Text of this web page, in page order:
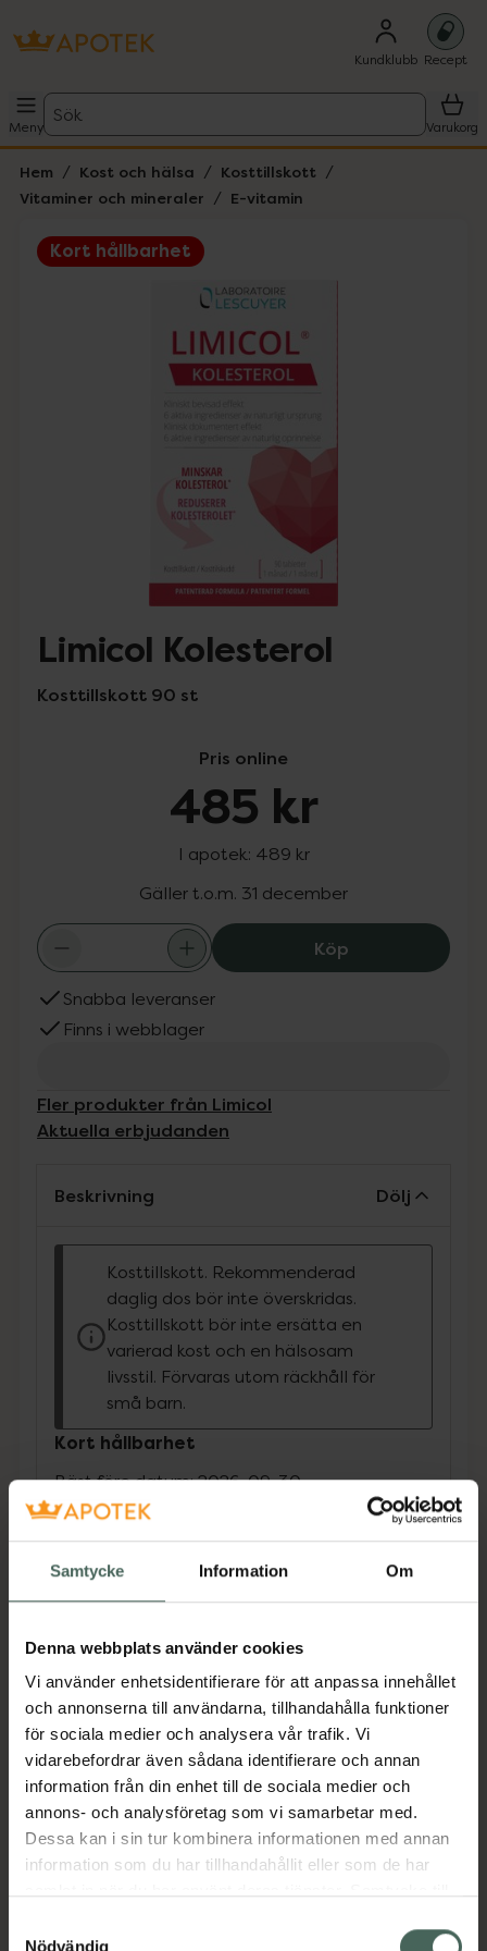
Samtycke Information Om
Denna webbplats använder cookies
Vi använder enhetsidentifierare för att anpassa innehållet
och annonserna till användarna, tillhandahålla funktioner
för sociala medier och analysera vår trafik. Vi
vidarebefordrar även sådana identifierare och annan
information från din enhet till de sociala medier och
annons- och analysföretag som vi samarbetar med.
Dessa kan i sin tur kombinera informationen med annan
information som du har tillhandahållit eller som de har
återkalla ditt samtycke via webbplatsens
Nödvändig
Kundklubb Recept
Meny
Sök
Varukorg
Hem Kost och hälsa
Kosttillskott
Vitaminer och mineraler
E-vitamin
Kort hållbarhet
Lista: . Innehåller 1 objekt.
Limicol Kolesterol
Kosttillskott 90 st
Pris online
485 kr
I apotek: 489 kr
Gäller t.o.m. 31 december
KöpLimicol
Snabba leveranser
Finns i webblager
Fler produkter från Limicol
Aktuella erbjudanden
Beskrivning Dölj
Kosttillskott. Rekommenderad
daglig dos bör inte överskridas.
Kosttillskott bör inte ersätta en
varierad kost och en hälsosam
livsstil. Förvaras utom räckhåll för
små barn.
Kort hållbarhet
Bäst före datum: 2026-09-30
Limicol minskar LDL-kolesterol i blodet med
20% efter 30 dagars behandling. Det första
och enda kosttillskottet som har fått ett
positivt utlåtande från EFSA för påståendet:
En hög LDL-kolesterolhalt är en riskfaktor för
utveckling av kranskärlssjukdom ”
Patentskyddat formula baserat på
ingredienser av naturligt ursprung.
Effektiviteten dokumenterad i 4 kliniska
studier.
Jämförpris 5,72 kr /st
EAN:03701414501400
Kategorier: